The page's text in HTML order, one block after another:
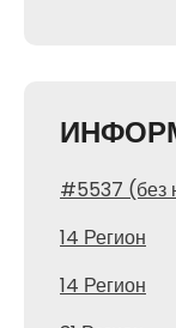
#5537 (без
14 Регион
14 Регион